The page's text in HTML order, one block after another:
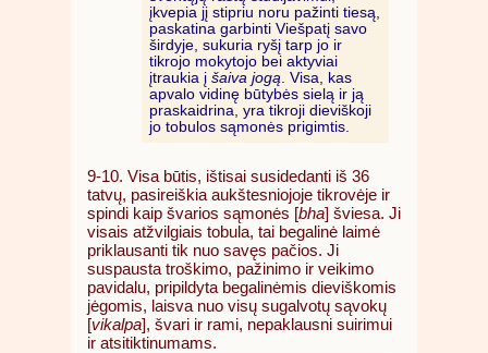
įkvepia jį stipriu noru pažinti tiesą,
paskatina garbinti Viešpatį savo
širdyje, sukuria ryšį tarp jo ir
tikrojo mokytojo bei aktyviai
įtraukia į šaiva jogą. Visa, kas
apvalo vidinę būtybės sielą ir ją
praskaidrina, yra tikroji dieviškoji
jo tobulos sąmonės prigimtis.
9-10. Visa būtis, ištisai susidedanti iš 36
tatvų, pasireiškia aukštesniojoje tikrovėje ir
spindi kaip švarios sąmonės [bha] šviesa. Ji
visais atžvilgiais tobula, tai begalinė laimė
priklausanti tik nuo savęs pačios. Ji
suspausta troškimo, pažinimo ir veikimo
pavidalu, pripildyta begalinėmis dieviškomis
jėgomis, laisva nuo visų sugalvotų sąvokų
[vikalpa], švari ir rami, nepaklausni suirimui
ir atsitiktinumams.